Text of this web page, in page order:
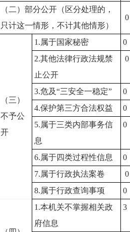
（二）部分公开（区分处理的，
只计这一情形，不计其他情形）
0
（三）
不予公
开
1.属于国家秘密 0
2.其他法律行政法规禁
止公开
0
3.危及“三安全一稳定” 0
4.保护第三方合法权益 0
5.属于三类内部事务信
息
0
6.属于四类过程性信息 0
7.属于行政执法案卷 0
8.属于行政查询事项 0
1.本机关不掌握相关政
府信息
3